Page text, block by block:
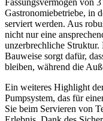
Gastronomiebetriebe, in
serviert werden. Aus
nicht nur eine
unzerbrechliche
Bauweise sorgt dafür,
bleiben, während die
Ein weiteres Highlight
Pumpsystem, das für
Sie beim Servieren von